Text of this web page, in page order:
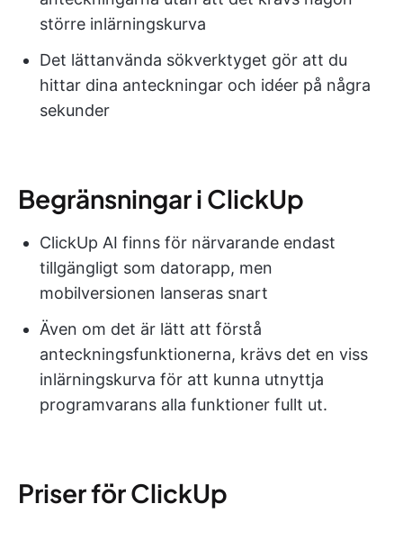
större inlärningskurva
Det lättanvända sökverktyget gör att du
hittar dina anteckningar och idéer på några
sekunder
Begränsningar i ClickUp
ClickUp AI finns för närvarande endast
tillgängligt som datorapp, men
mobilversionen lanseras snart
Även om det är lätt att förstå
anteckningsfunktionerna, krävs det en viss
inlärningskurva för att kunna utnyttja
programvarans alla funktioner fullt ut.
Priser för ClickUp